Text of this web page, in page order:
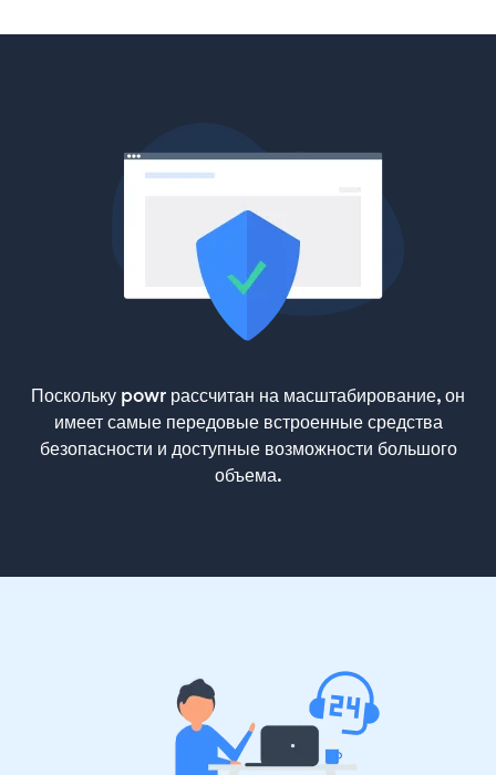
Поскольку powr рассчитан на масштабирование, он
имеет самые передовые встроенные средства
безопасности и доступные возможности большого
объема.